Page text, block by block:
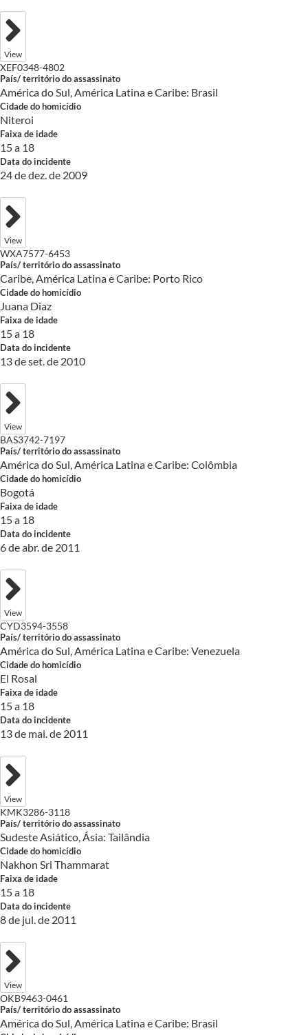
View
XEF0348-4802
País/ território do assassinato
América do Sul, América Latina e Caribe: Brasil
Cidade do homicídio
Niteroi
Faixa de idade
15 a 18
Data do incidente
24 de dez. de 2009
View
WXA7577-6453
País/ território do assassinato
Caribe, América Latina e Caribe: Porto Rico
Cidade do homicídio
Juana Diaz
Faixa de idade
15 a 18
Data do incidente
13 de set. de 2010
View
BAS3742-7197
País/ território do assassinato
América do Sul, América Latina e Caribe: Colômbia
Cidade do homicídio
Bogotá
Faixa de idade
15 a 18
Data do incidente
6 de abr. de 2011
View
CYD3594-3558
País/ território do assassinato
América do Sul, América Latina e Caribe: Venezuela
Cidade do homicídio
El Rosal
Faixa de idade
15 a 18
Data do incidente
13 de mai. de 2011
View
KMK3286-3118
País/ território do assassinato
Sudeste Asiático, Ásia: Tailândia
Cidade do homicídio
Nakhon Sri Thammarat
Faixa de idade
15 a 18
Data do incidente
8 de jul. de 2011
View
OKB9463-0461
País/ território do assassinato
América do Sul, América Latina e Caribe: Brasil